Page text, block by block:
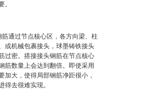
。
通过节点核心区，各方向梁、柱
或机械包裹接头，球墨铸铁接头
过密。搭接接头钢筋在节点核心
筋数量上会达到翻倍。即使采用
加大，使得局部钢筋净距很小，
得去很难实现。